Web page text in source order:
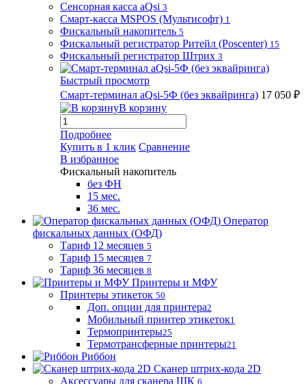
Сенсорная касса aQsi 3
Смарт-касса MSPOS (Мультисофт) 1
Фискальный накопитель 5
Фискальный регистратор Ритейл (Poscenter) 15
Фискальный регистратор Штрих 3
Быстрый просмотр
Смарт-терминал aQsi-5Ф (без эквайринга) 17 050 ₽
В корзину
Подробнее
Купить в 1 клик Сравнение
В избранное
Фискальный накопитель
без ФН
15 мес.
36 мес.
Оператор
фискальных данных (ОФД)
Тариф 12 месяцев 5
Тариф 15 месяцев 7
Тариф 36 месяцев 8
Принтеры и МФУ
Принтеры этикеток 50
Доп. опции для принтера2
Мобильный принтер этикеток1
Термопринтеры25
Термотрансферные принтеры21
Риббон
Сканер штрих-кода 2D
Аксессуары для сканера ШК 6